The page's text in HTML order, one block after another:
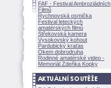
FAF - Festival Ambroziádních
Filmů
Rychnovská osmička
Festival leteckých
amatérských filmů
Střekovská kamera
Vysokovský kohout
Pardubický kraťas
Okem dobrodruha
Rodinné amatérské video -
Memoriál Zdeňka Kopky